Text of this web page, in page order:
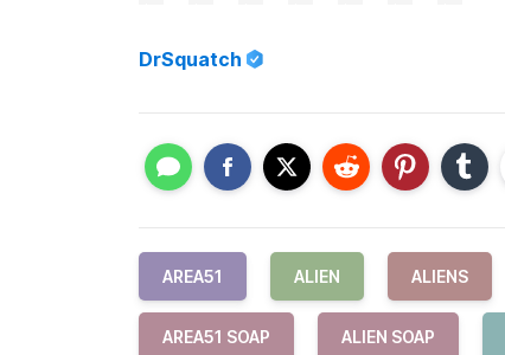
DrSquatch
AREA51 ALIEN ALIENS
AREA51 SOAP ALIEN SOAP